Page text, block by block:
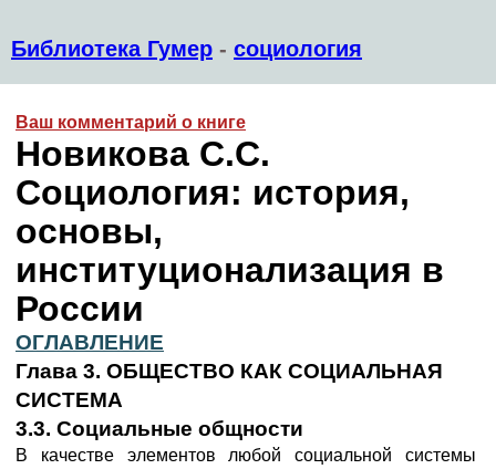
Библиотека Гумер - социология
Ваш комментарий о книге
Новикова С.С.
Социология: история,
основы,
институционализация в
России
ОГЛАВЛЕНИЕ
Глава 3. ОБЩЕСТВО КАК СОЦИАЛЬНАЯ
СИСТЕМА
3.3. Социальные общности
В качестве элементов любой социальной системы